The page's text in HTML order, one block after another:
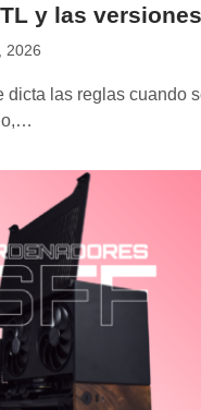
y las
2026
dicta las reglas cuando